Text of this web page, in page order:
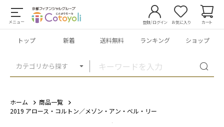
メニュー
カテゴリから探す
登録/ログイン お気に入り カート
トップ 新着 送料無料 ランキング ショップ
ホーム
商品一覧
2019 アロース・コルトン／メゾン・アン・ベル・リー